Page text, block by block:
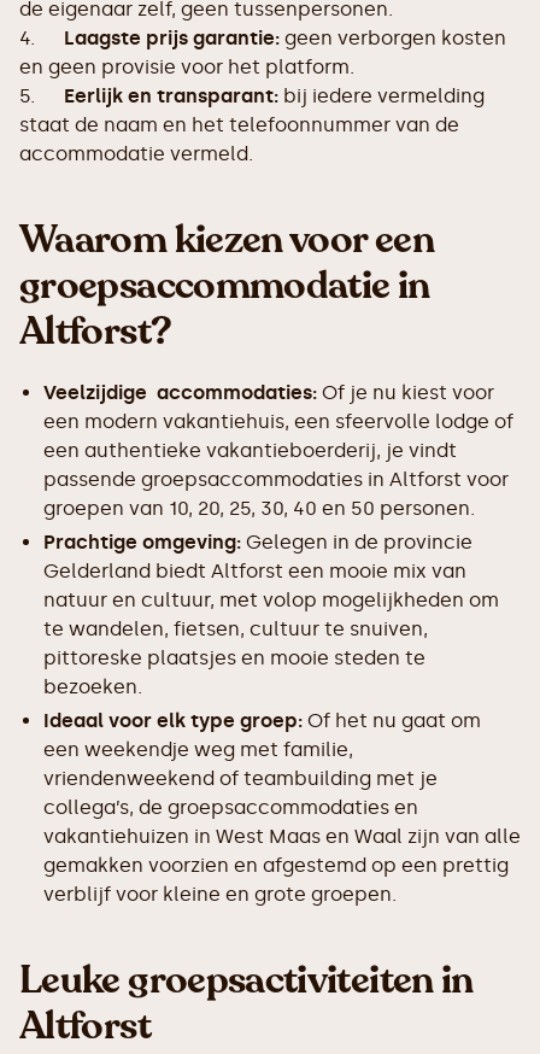
de eigenaar zelf, geen tussenpersonen.
4. Laagste prijs garantie: geen verborgen kosten
en geen provisie voor het platform.
5. Eerlijk en transparant: bij iedere vermelding
staat de naam en het telefoonnummer van de
accommodatie vermeld.
Waarom kiezen voor een
groepsaccommodatie in
Altforst?
Veelzijdige accommodaties: Of je nu kiest voor
een modern vakantiehuis, een sfeervolle lodge of
een authentieke vakantieboerderij, je vindt
passende groepsaccommodaties in Altforst voor
groepen van 10, 20, 25, 30, 40 en 50 personen.
Prachtige omgeving: Gelegen in de provincie
Gelderland biedt Altforst een mooie mix van
natuur en cultuur, met volop mogelijkheden om
te wandelen, fietsen, cultuur te snuiven,
pittoreske plaatsjes en mooie steden te
bezoeken.
Ideaal voor elk type groep: Of het nu gaat om
een weekendje weg met familie,
vriendenweekend of teambuilding met je
collega’s, de groepsaccommodaties en
vakantiehuizen in West Maas en Waal zijn van alle
gemakken voorzien en afgestemd op een prettig
verblijf voor kleine en grote groepen.
Leuke groepsactiviteiten in
Altforst